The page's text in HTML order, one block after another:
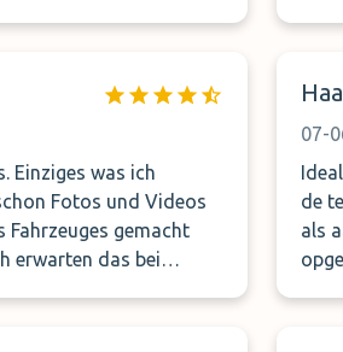
Einziges was ich
Fotos und Videos
Fahrzeuges gemacht
erwarten das bei
07-
de
als